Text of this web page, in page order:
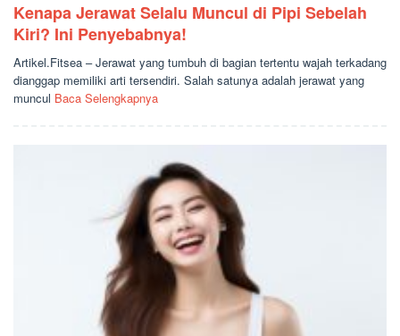
Kenapa Jerawat Selalu Muncul di Pipi Sebelah
Kiri? Ini Penyebabnya!
Artikel.Fitsea – Jerawat yang tumbuh di bagian tertentu wajah terkadang
dianggap memiliki arti tersendiri. Salah satunya adalah jerawat yang
muncul Baca Selengkapnya